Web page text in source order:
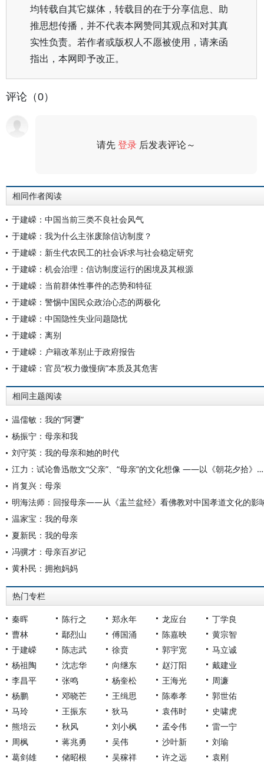
均转载自其它媒体，转载目的在于分享信息、助
推思想传播，并不代表本网赞同其观点和对其真
实性负责。若作者或版权人不愿被使用，请来函
指出，本网即予改正。
评论（0）
请先登录 后发表评论～
相同作者阅读
于建嵘：中国当前三类不良社会风气
于建嵘：我为什么主张废除信访制度？
于建嵘：新生代农民工的社会诉求与社会稳定研究
于建嵘：机会治理：信访制度运行的困境及其根源
于建嵘：当前群体性事件的态势和特征
于建嵘：警惕中国民众政治心态的两极化
于建嵘：中国隐性失业问题隐忧
于建嵘：离别
于建嵘：户籍改革别止于政府报告
于建嵘：官员“权力傲慢病”本质及其危害
相同主题阅读
温儒敏：我的“阿㜷”
杨振宁：母亲和我
刘守英：我的母亲和她的时代
江力：试论鲁迅散文“父亲”、“母亲”的文化想像 ——以《朝花夕拾》为中心（最新修订版）
肖复兴：母亲
明海法师：回报母亲——从《盂兰盆经》看佛教对中国孝道文化的影
温家宝：我的母亲
夏新民：我的母亲
冯骥才：母亲百岁记
黄朴民：拥抱妈妈
热门专栏
秦晖 陈行之 郑永年 龙应台
丁学良
曹林
鄢烈山 傅国涌 陈嘉映
黄宗智
于建嵘
陈志武 徐贲 郭宇宽
马立诚
杨祖陶
沈志华 向继东 赵汀阳
戴建业
李昌平
张鸣 杨奎松 王海光
周濂
杨鹏
邓晓芒 王缉思 陈奉孝
郭世佑
马玲
王振东 狄马 袁伟时
史啸虎
熊培云
秋风 刘小枫 孟令伟
雷一宁
周枫
蒋兆勇 吴伟 沙叶新
刘瑜
葛剑雄
储昭根 吴稼祥 许之远 袁刚